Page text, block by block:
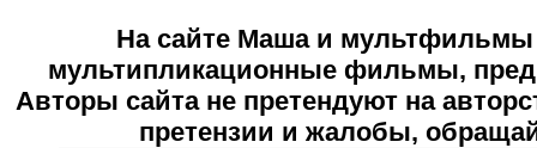
На сайте Маша и мультфильмы
мультипликационные фильмы,
Авторы сайта не претендуют на
претензии и жалобы,